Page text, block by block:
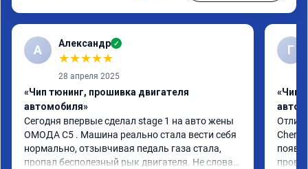
А Александр ✓
★★★★★
28 апреля 2025
«Чип тюнинг, прошивка двигателя
автомобиля»
Сегодня впервые сделал stage 1 на авто жены
ОМОДА C5 . Машина реально стала вести себя
нормально, отзывчивая педаль газа стала,
пропал бесполезный рык двигателя. Не слова
Г
«Чип
Chery